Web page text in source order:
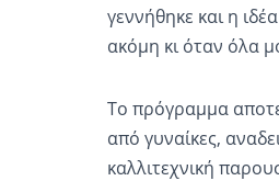
γεννήθηκε και η
ακόμη κι όταν όλα
Το πρόγραμμα
από γυναίκες,
καλλιτεχνική